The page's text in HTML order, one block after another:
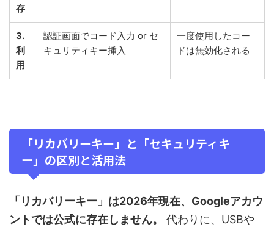
存
3.
利
用
認証画面でコード入力 or セ
キュリティキー挿入
一度使用したコー
ドは無効化される
「リカバリーキー」と「セキュリティキ
ー」の区別と活用法
「リカバリーキー」は2026年現在、Googleアカウ
ントでは公式に存在しません。
代わりに、USBや